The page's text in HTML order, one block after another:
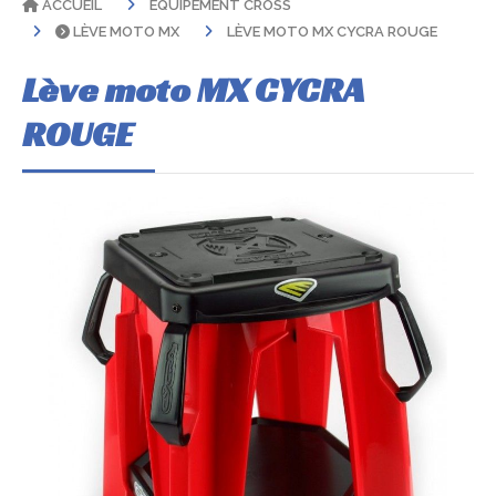
ACCUEIL
EQUIPEMENT CROSS
LÈVE MOTO MX
LÈVE MOTO MX CYCRA ROUGE
Lève moto MX CYCRA
ROUGE